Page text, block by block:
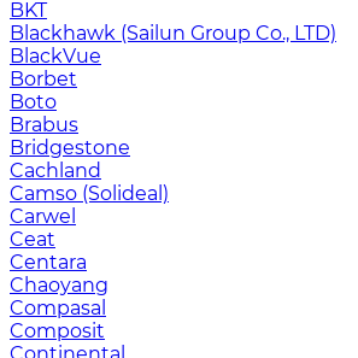
BKT
Blackhawk (Sailun Group Co., LTD)
BlackVue
Borbet
Boto
Brabus
Bridgestone
Cachland
Camso (Solideal)
Carwel
Ceat
Centara
Chaoyang
Compasal
Composit